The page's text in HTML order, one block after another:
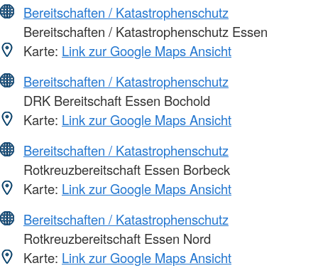
Bereitschaften / Katastrophenschutz
Bereitschaften / Katastrophenschutz Essen
Karte: Link zur Google Maps Ansicht
Bereitschaften / Katastrophenschutz
DRK Bereitschaft Essen Bochold
Karte: Link zur Google Maps Ansicht
Bereitschaften / Katastrophenschutz
Rotkreuzbereitschaft Essen Borbeck
Karte: Link zur Google Maps Ansicht
Bereitschaften / Katastrophenschutz
Rotkreuzbereitschaft Essen Nord
Karte: Link zur Google Maps Ansicht